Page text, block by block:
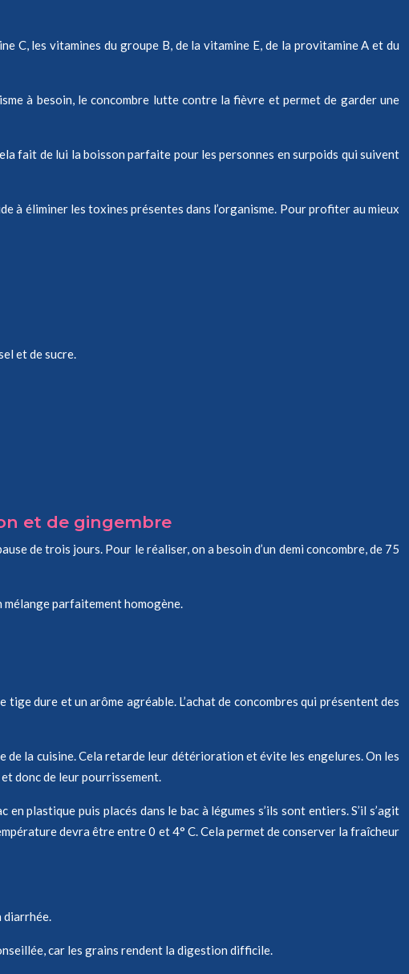
C, les vitamines du groupe B, de la vitamine E, de la provitamine A et du
à besoin, le concombre lutte contre la fièvre et permet de garder une
fait de lui la boisson parfaite pour les personnes en surpoids qui suivent
à éliminer les toxines présentes dans l’organisme. Pour profiter au mieux
et de sucre.
et de gingembre
de trois jours. Pour le réaliser, on a besoin d’un demi concombre, de 75
mélange parfaitement homogène.
dure et un arôme agréable. L’achat de concombres qui présentent des
la cuisine. Cela retarde leur détérioration et évite les engelures. On les
donc de leur pourrissement.
plastique puis placés dans le bac à légumes s’ils sont entiers. S’il s’agit
devra être entre 0 et 4° C. Cela permet de conserver la fraîcheur
diarrhée.
car les grains rendent la digestion difficile.